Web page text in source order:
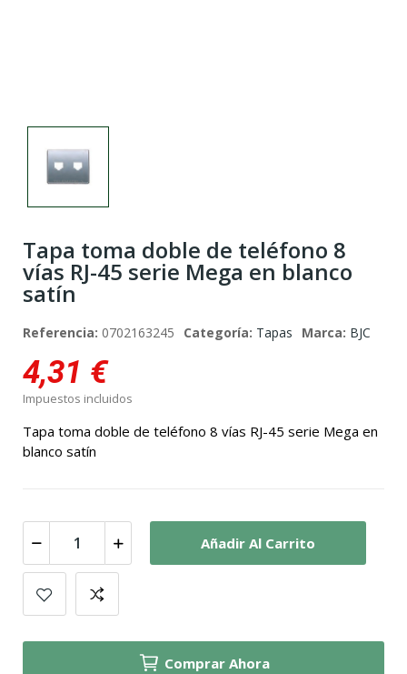
Tapa toma doble de teléfono 8
vías RJ-45 serie Mega en blanco
satín
Referencia: 0702163245 Categoría: Tapas Marca: BJC
4,31 €
Impuestos incluidos
Tapa toma doble de teléfono 8 vías RJ-45 serie Mega en
blanco satín
Añadir Al Carrito
Comprar Ahora